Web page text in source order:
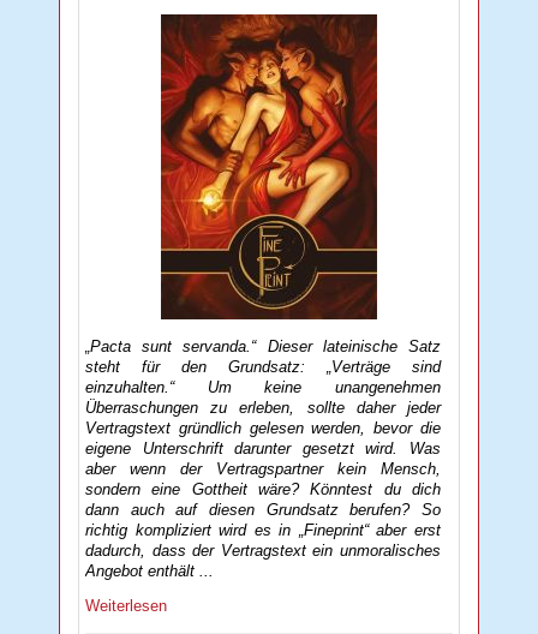
„Pacta sunt servanda.“ Dieser lateinische Satz
steht für den Grundsatz: „Verträge sind
einzuhalten.“ Um keine unangenehmen
Überraschungen zu erleben, sollte daher jeder
Vertragstext gründlich gelesen werden, bevor die
eigene Unterschrift darunter gesetzt wird. Was
aber wenn der Vertragspartner kein Mensch,
sondern eine Gottheit wäre? Könntest du dich
dann auch auf diesen Grundsatz berufen? So
richtig kompliziert wird es in „Fineprint“ aber erst
dadurch, dass der Vertragstext ein unmoralisches
Angebot enthält ...
Weiterlesen